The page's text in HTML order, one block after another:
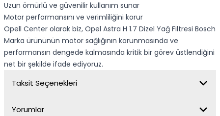
Uzun ömürlü ve güvenilir kullanım sunar
Motor performansını ve verimliliğini korur
Opell Center olarak biz, Opel Astra H 1.7 Dizel Yağ Filtresi Bosch
Marka ürününün motor sağlığının korunmasında ve
performansın dengede kalmasında kritik bir görev üstlendiğini
net bir şekilde ifade ediyoruz.
Taksit Seçenekleri
Yorumlar